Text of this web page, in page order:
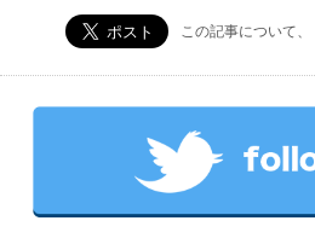
この記事について